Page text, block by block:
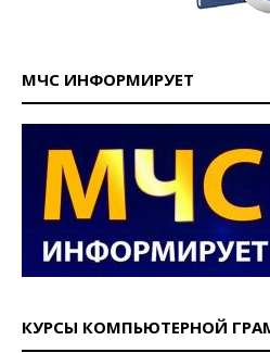
МЧС ИНФОРМИРУЕТ
КУРСЫ КОМПЬЮТЕРНОЙ